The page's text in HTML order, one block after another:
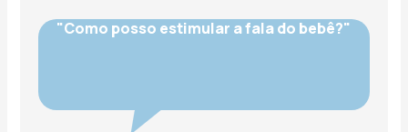
"Como posso estimular a fala do bebê?"